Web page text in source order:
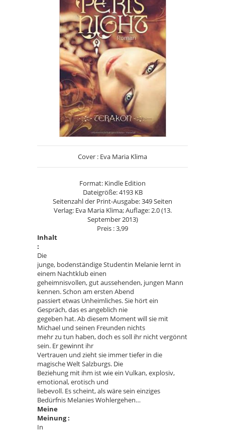
Cover : Eva Maria Klima
Format: Kindle Edition
Dateigröße: 4193 KB
Seitenzahl der Print-Ausgabe: 349 Seiten
Verlag: Eva Maria Klima; Auflage: 2.0 (13.
September 2013)
Preis : 3,99
Inhalt
:
Die
junge, bodenständige Studentin Melanie lernt in
einem Nachtklub einen
geheimnisvollen, gut aussehenden, jungen Mann
kennen. Schon am ersten Abend
passiert etwas Unheimliches. Sie hört ein
Gespräch, das es angeblich nie
gegeben hat. Ab diesem Moment will sie mit
Michael und seinen Freunden nichts
mehr zu tun haben, doch es soll ihr nicht vergönnt
sein. Er gewinnt ihr
Vertrauen und zieht sie immer tiefer in die
magische Welt Salzburgs. Die
Beziehung mit ihm ist wie ein Vulkan, explosiv,
emotional, erotisch und
liebevoll. Es scheint, als wäre sein einziges
Bedürfnis Melanies Wohlergehen…
Meine
Meinung :
In